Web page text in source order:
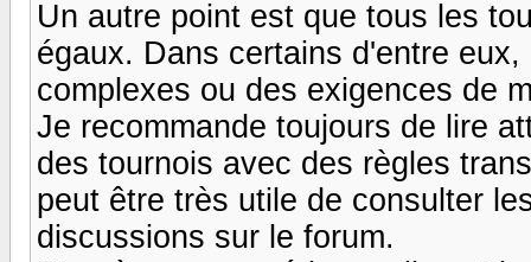
Un autre point est que tous les
égaux. Dans certains d'entre
complexes ou des exigences de
Je recommande toujours de lire
des tournois avec des règles
peut être très utile de consulter
discussions sur le forum.